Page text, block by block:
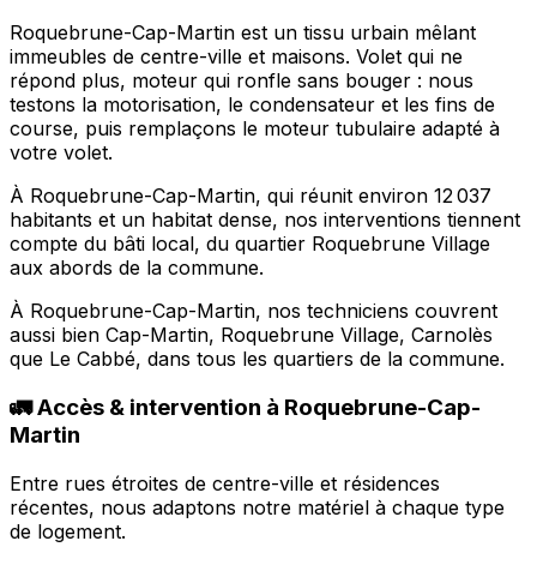
Roquebrune-Cap-Martin est un tissu urbain mêlant
immeubles de centre-ville et maisons. Volet qui ne
répond plus, moteur qui ronfle sans bouger : nous
testons la motorisation, le condensateur et les fins de
course, puis remplaçons le moteur tubulaire adapté à
votre volet.
À Roquebrune-Cap-Martin, qui réunit environ 12 037
habitants et un habitat dense, nos interventions tiennent
compte du bâti local, du quartier Roquebrune Village
aux abords de la commune.
À Roquebrune-Cap-Martin, nos techniciens couvrent
aussi bien Cap-Martin, Roquebrune Village, Carnolès
que Le Cabbé, dans tous les quartiers de la commune.
🚛 Accès & intervention à Roquebrune-Cap-
Martin
Entre rues étroites de centre-ville et résidences
récentes, nous adaptons notre matériel à chaque type
de logement.